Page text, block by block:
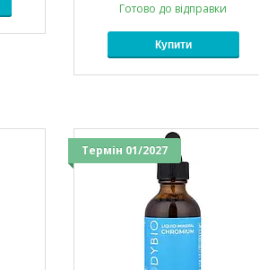
Готово до відправки
Купити
Термін 01/2027